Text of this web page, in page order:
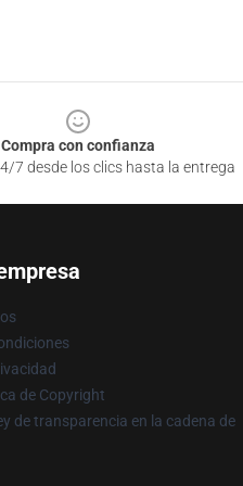
Compra con confianza
7 desde los clics hasta la entrega
de Copyright
de transparencia en la cadena de